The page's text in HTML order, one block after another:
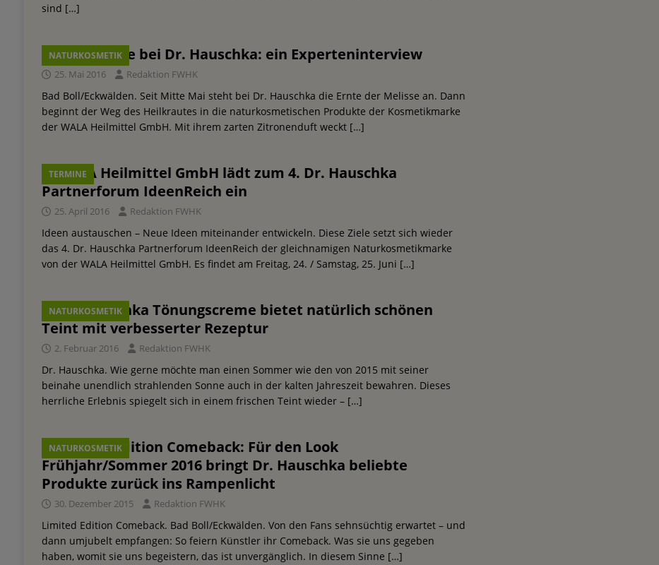
sind […]
NATURKOSMETIK
Die Melisse bei Dr. Hauschka: ein Experteninterview
25. Mai 2016 Redaktion FWHK
Bad Boll/Eckwälden. Seit Mitte Mai steht bei Dr. Hauschka die Ernte der Melisse an. Dann
beginnt der Weg des Heilkrautes in die naturkosmetischen Produkte der Kosmetikmarke
der WALA Heilmittel GmbH. Mit ihrem zarten Zitronenduft weckt […]
TERMINE
WALA Heilmittel GmbH lädt zum 4. Dr. Hauschka
Partnerforum IdeenReich ein
25. April 2016 Redaktion FWHK
Ideen austauschen – Neue Ideen miteinander entwickeln. Diese Ziele setzt sich wieder
das 4. Dr. Hauschka Partnerforum IdeenReich der gleichnamigen Naturkosmetikmarke
von der WALA Heilmittel GmbH. Es findet am Freitag, 24. / Samstag, 25. Juni […]
NATURKOSMETIK
Dr. Hauschka Tönungscreme bietet natürlich schönen
Teint mit verbesserter Rezeptur
2. Februar 2016 Redaktion FWHK
Dr. Hauschka. Wie gerne möchte man einen Sommer wie den von 2015 mit seiner
beinahe unendlich strahlenden Sonne auch in der kalten Jahreszeit bewahren. Dieses
herrliche Erlebnis spiegelt sich in einem frischen Teint wieder – […]
NATURKOSMETIK
Limited Edition Comeback: Für den Look
Frühjahr/Sommer 2016 bringt Dr. Hauschka beliebte
Produkte zurück ins Rampenlicht
30. Dezember 2015 Redaktion FWHK
Limited Edition Comeback. Bad Boll/Eckwälden. Von den Fans sehnsüchtig erwartet – und
dann umjubelt empfangen: So feiern Künstler ihr Comeback. Was sie uns gegeben
haben, womit sie uns begeistern, das ist unvergänglich. In diesem Sinne […]